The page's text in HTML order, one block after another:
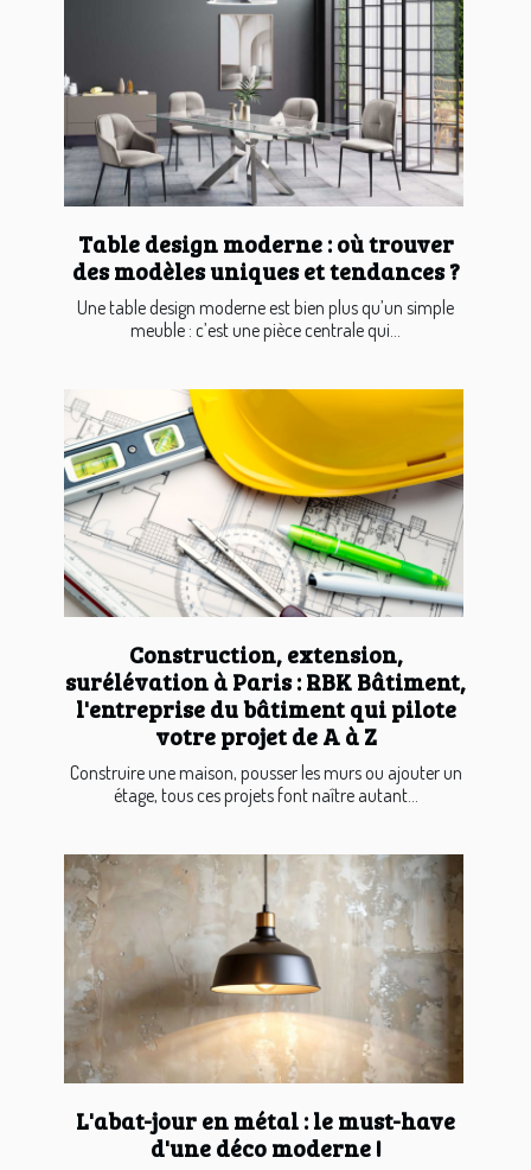
Table design moderne : où trouver
des modèles uniques et tendances ?
Une table design moderne est bien plus qu’un simple
meuble : c’est une pièce centrale qui...
Construction, extension,
surélévation à Paris : RBK Bâtiment,
l'entreprise du bâtiment qui pilote
votre projet de A à Z
Construire une maison, pousser les murs ou ajouter un
étage, tous ces projets font naître autant...
L'abat-jour en métal : le must-have
d'une déco moderne !